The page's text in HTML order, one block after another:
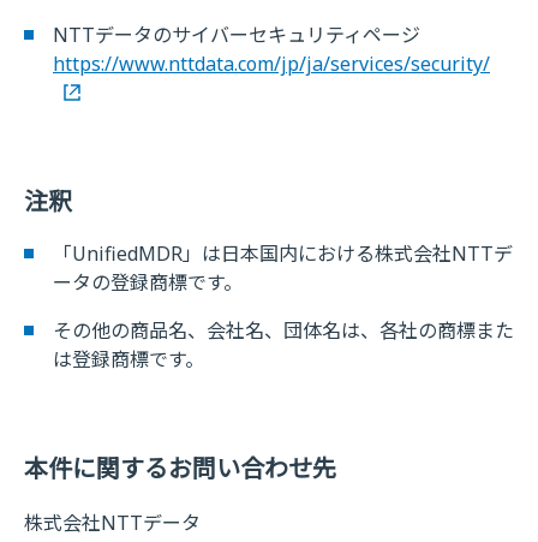
NTTデータのサイバーセキュリティページ
https://www.nttdata.com/jp/ja/services/security/
注釈
「UnifiedMDR」は日本国内における株式会社NTTデ
ータの登録商標です。
その他の商品名、会社名、団体名は、各社の商標また
は登録商標です。
本件に関するお問い合わせ先
株式会社NTTデータ